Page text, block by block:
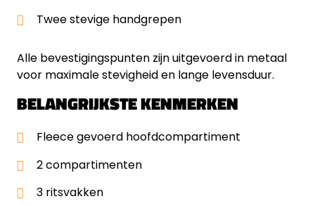
Twee stevige handgrepen
Alle bevestigingspunten zijn uitgevoerd in metaal
voor maximale stevigheid en lange levensduur.
BELANGRIJKSTE KENMERKEN
Fleece gevoerd hoofdcompartiment
2 compartimenten
3 ritsvakken